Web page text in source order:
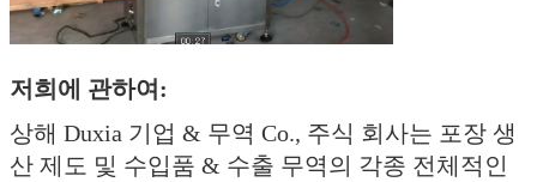
저희에 관하여:
상해 Duxia 기업 & 무역 Co., 주식 회사는 포장 생
산 제도 및 수입품 & 수출 무역의 각종 전체적인